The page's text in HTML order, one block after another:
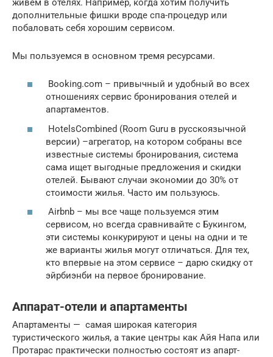
живем в отелях. Например, когда хотим получить
дополнительные фишки вроде спа-процедур или
побаловать себя хорошим сервисом.
Мы пользуемся в основном тремя ресурсами.
Booking.com – привычный и удобный во всех
отношениях сервис бронирования отелей и
апартаментов.
HotelsCombined (Room Guru в русскоязычной
версии) –агрегатор, на котором собраны все
известные системы бронирования, система
сама ищет выгодные предложения и скидки
отелей. Бывают случаи экономии до 30% от
стоимости жилья. Часто им пользуюсь.
Airbnb – мы все чаще пользуемся этим
сервисом, но всегда сравнивайте с Букингом,
эти системы конкурируют и цены на одни и те
же варианты жилья могут отличаться. Для тех,
кто впервые на этом сервисе – дарю скидку от
эйрбиэнби на первое бронирование.
Аппарат-отели и апартаменты
Апартаменты — самая широкая категория
туристического жилья, а такие центры как Айя Напа или
Протарас практически полностью состоят из апарт-